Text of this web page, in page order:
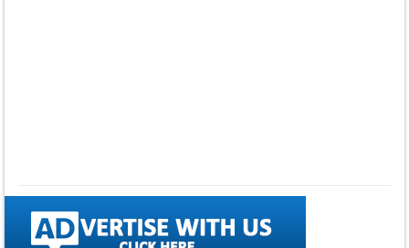
Sanka Dineth
▼ DOWNLOAD HERE
⤵ 2,116 Downloads